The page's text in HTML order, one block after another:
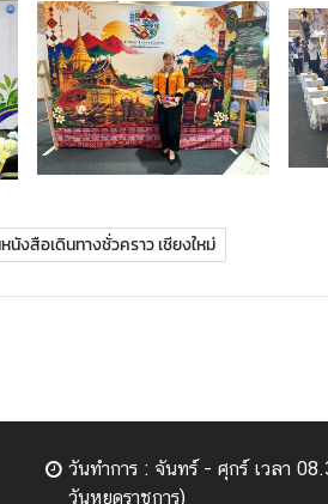
นังสือเดินทางชั่วคราว เชียงใหม่
วันทำการ : จันทร์ - ศุกร์ เวลา
วันหยุดราชการ)